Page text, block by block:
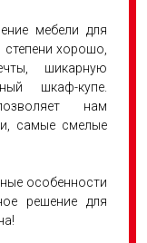
мебели для
хорошо,
шикарную
шкаф-купе.
нам
самые смелые
особенности
решение для